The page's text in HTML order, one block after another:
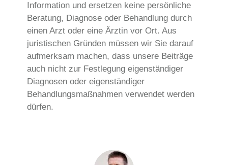
Information und ersetzen keine persönliche
Beratung, Diagnose oder Behandlung durch
einen Arzt oder eine Ärztin vor Ort. Aus
juristischen Gründen müssen wir Sie darauf
aufmerksam machen, dass unsere Beiträge
auch nicht zur Festlegung eigenständiger
Diagnosen oder eigenständiger
Behandlungsmaßnahmen verwendet werden
dürfen.